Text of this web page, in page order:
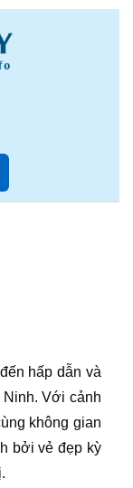
hấp dẫn và
Ninh. Với cảnh
không gian
bởi vẻ đẹp kỳ